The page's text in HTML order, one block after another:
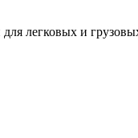
и грузовых